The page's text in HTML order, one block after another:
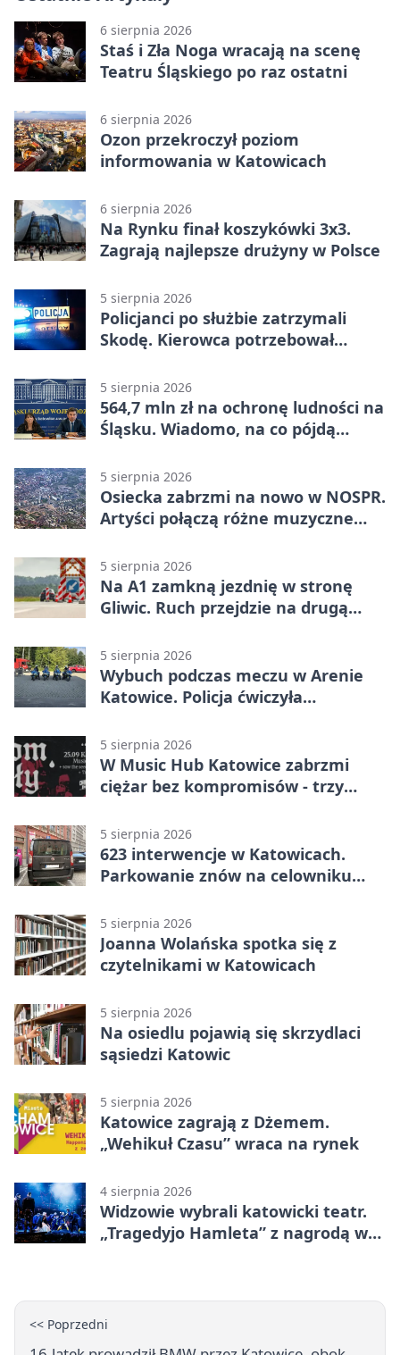
6 sierpnia 2026
Staś i Zła Noga wracają na scenę
Teatru Śląskiego po raz ostatni
6 sierpnia 2026
Ozon przekroczył poziom
informowania w Katowicach
6 sierpnia 2026
Na Rynku finał koszykówki 3x3.
Zagrają najlepsze drużyny w Polsce
5 sierpnia 2026
Policjanci po służbie zatrzymali
Skodę. Kierowca potrzebował
5 sierpnia 2026
564,7 mln zł na ochronę ludności na
Śląsku. Wiadomo, na co pójdą
5 sierpnia 2026
Osiecka zabrzmi na nowo w NOSPR.
Artyści połączą różne muzyczne
5 sierpnia 2026
Na A1 zamkną jezdnię w stronę
Gliwic. Ruch przejdzie na drugą
5 sierpnia 2026
Wybuch podczas meczu w Arenie
Katowice. Policja ćwiczyła
5 sierpnia 2026
W Music Hub Katowice zabrzmi
ciężar bez kompromisów - trzy
5 sierpnia 2026
623 interwencje w Katowicach.
Parkowanie znów na celowniku
5 sierpnia 2026
Joanna Wolańska spotka się z
czytelnikami w Katowicach
5 sierpnia 2026
Na osiedlu pojawią się skrzydlaci
sąsiedzi Katowic
5 sierpnia 2026
Katowice zagrają z Dżemem.
„Wehikuł Czasu” wraca na rynek
4 sierpnia 2026
Widzowie wybrali katowicki teatr.
„Tragedyjo Hamleta” z nagrodą w
<< Poprzedni